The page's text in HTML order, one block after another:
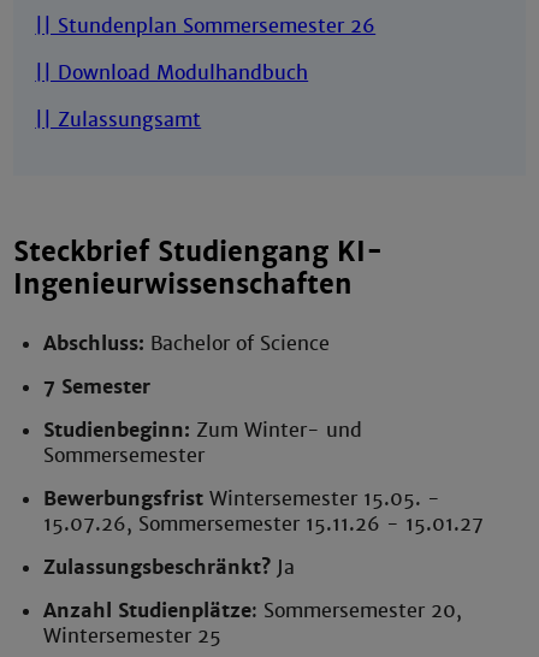
|| Stundenplan Sommersemester 26
|| Download Modulhandbuch
|| Zulassungsamt
Steckbrief Studiengang KI-
Ingenieurwissenschaften
Abschluss: Bachelor of Science
7 Semester
Studienbeginn: Zum Winter- und
Sommersemester
BewerbungsfristWintersemester 15.05. -
15.07.26, Sommersemester 15.11.26 - 15.01.27
Zulassungsbeschränkt? Ja
Anzahl Studienplätze: Sommersemester 20,
Wintersemester 25